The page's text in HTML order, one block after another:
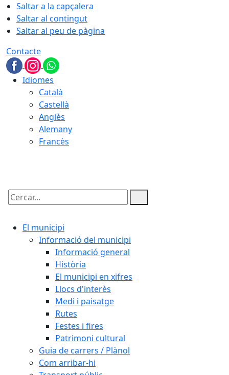
Saltar a la capçalera
Saltar al contingut
Saltar al peu de pàgina
Contacte
Idiomes
Català
Castellà
Anglès
Alemany
Francès
Cercar:
El municipi
Informació del municipi
Informació general
Història
El municipi en xifres
Llocs d'interès
Medi i paisatge
Rutes
Festes i fires
Patrimoni cultural
Guia de carrers / Plànol
Com arribar-hi